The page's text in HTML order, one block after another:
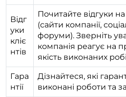
Відг
уки
кліє
нтів
Почитайте відгуки
(сайти компанії,
форуми). Зверніть
компанія реагує на
якість виконаних
Гара
нтії
Дізнайтеся, які
виконані роботи та